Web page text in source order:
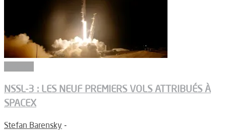
NSSL-3 : LES NEUF PREMIERS VOLS ATTRIBUÉS À
SPACEX
Stefan Barensky -